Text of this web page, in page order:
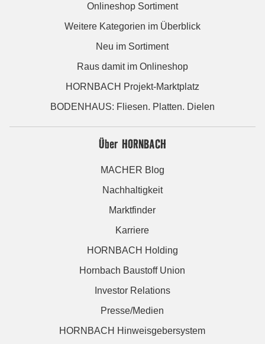
Onlineshop Sortiment
Weitere Kategorien im Überblick
Neu im Sortiment
Raus damit im Onlineshop
HORNBACH Projekt-Marktplatz
BODENHAUS: Fliesen. Platten. Dielen
Über HORNBACH
MACHER Blog
Nachhaltigkeit
Marktfinder
Karriere
HORNBACH Holding
Hornbach Baustoff Union
Investor Relations
Presse/Medien
HORNBACH Hinweisgebersystem